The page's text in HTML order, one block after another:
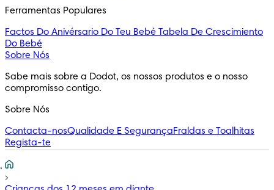
Ferramentas Populares
Factos Do Anivérsario Do Teu Bebé Tabela De Crescimiento
Do Bebé
Sobre Nós
Sabe mais sobre a Dodot, os nossos produtos e o nosso
compromisso contigo.
Sobre Nós
Contacta-nosQualidade E SegurançaFraldas e Toalhitas
Regista-te